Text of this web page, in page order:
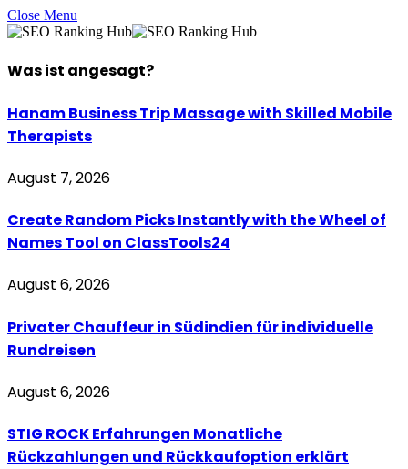
Close Menu
Was ist angesagt?
Hanam Business Trip Massage with Skilled Mobile
Therapists
August 7, 2026
Create Random Picks Instantly with the Wheel of
Names Tool on ClassTools24
August 6, 2026
Privater Chauffeur in Südindien für individuelle
Rundreisen
August 6, 2026
STIG ROCK Erfahrungen Monatliche
Rückzahlungen und Rückkaufoption erklärt